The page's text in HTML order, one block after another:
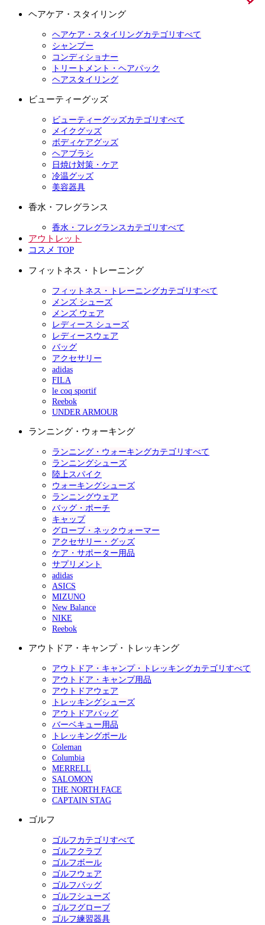
ヘアケア・スタイリング
ヘアケア・スタイリングカテゴリすべて
シャンプー
コンディショナー
トリートメント・ヘアパック
ヘアスタイリング
ビューティーグッズ
ビューティーグッズカテゴリすべて
メイクグッズ
ボディケアグッズ
ヘアブラシ
日焼け対策・ケア
冷温グッズ
美容器具
香水・フレグランス
香水・フレグランスカテゴリすべて
アウトレット
コスメ TOP
フィットネス・トレーニング
フィットネス・トレーニングカテゴリすべて
メンズ シューズ
メンズ ウェア
レディース シューズ
レディースウェア
バッグ
アクセサリー
adidas
FILA
le coq sportif
Reebok
UNDER ARMOUR
ランニング・ウォーキング
ランニング・ウォーキングカテゴリすべて
ランニングシューズ
陸上スパイク
ウォーキングシューズ
ランニングウェア
バッグ・ポーチ
キャップ
グローブ・ネックウォーマー
アクセサリー・グッズ
ケア・サポーター用品
サプリメント
adidas
ASICS
MIZUNO
New Balance
NIKE
Reebok
アウトドア・キャンプ・トレッキング
アウトドア・キャンプ・トレッキングカテゴリすべて
アウトドア・キャンプ用品
アウトドアウェア
トレッキングシューズ
アウトドアバッグ
バーベキュー用品
トレッキングポール
Coleman
Columbia
MERRELL
SALOMON
THE NORTH FACE
CAPTAIN STAG
ゴルフ
ゴルフカテゴリすべて
ゴルフクラブ
ゴルフボール
ゴルフウェア
ゴルフバッグ
ゴルフシューズ
ゴルフグローブ
ゴルフ練習器具